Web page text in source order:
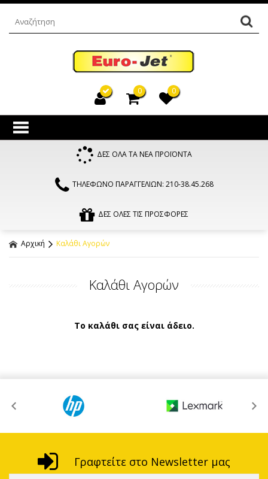
0 0
ΔΕΣ ΟΛΑ ΤΑ ΝΕΑ ΠΡΟΪΟΝΤΑ
ΤΗΛΕΦΩΝΟ ΠΑΡΑΓΓΕΛΙΩΝ: 210-38.45.268
ΔΕΣ ΟΛΕΣ ΤΙΣ ΠΡΟΣΦΟΡΕΣ
Αρχική Καλάθι Αγορών
Καλάθι Αγορών
Το καλάθι σας είναι άδειο.
Γραφτείτε στο Newsletter μας